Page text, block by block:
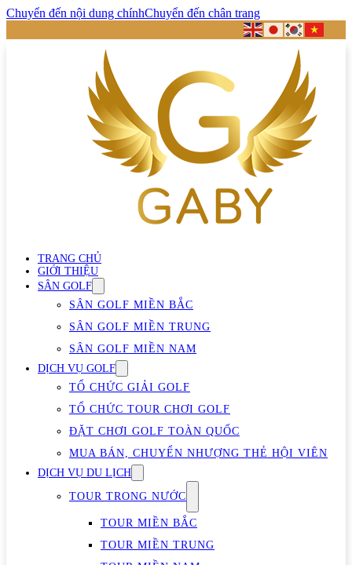
Chuyển đến nội dung chínhChuyển đến chân trang
TRANG CHỦ
GIỚI THIỆU
SÂN GOLF
SÂN GOLF MIỀN BẮC
SÂN GOLF MIỀN TRUNG
SÂN GOLF MIỀN NAM
DỊCH VỤ GOLF
TỔ CHỨC GIẢI GOLF
TỔ CHỨC TOUR CHƠI GOLF
ĐẶT CHƠI GOLF TOÀN QUỐC
MUA BÁN, CHUYỂN NHƯỢNG THẺ HỘI VIÊN
DỊCH VỤ DU LỊCH
TOUR TRONG NƯỚC
TOUR MIỀN BẮC
TOUR MIỀN TRUNG